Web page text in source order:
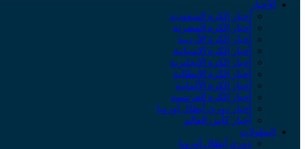
الأخبار
أخبار الكرة السعودية
أخبار الكرة المصرية
أخبار الكرة الأردنية
أخبار الكرة الإسبانية
أخبار الكرة الإنجليزية
أخبار الكرة الإيطالية
أخبار الكرة الألمانية
أخبار الكرة الفرنسية
أخبار دوري أبطال أوروبا
أخبار كأس العالم
البطولات
دوري أبطال أوروبا